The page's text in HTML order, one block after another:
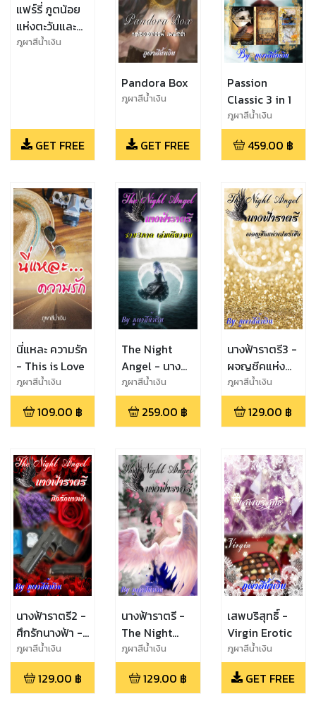
แฟร์รี่ ภูตน้อย
แห่งตะวันและ
ราตรี
ภูผาสีน้ำเงิน
GET FREE
Pandora Box
ภูผาสีน้ำเงิน
GET FREE
Passion
Classic 3 in 1
ภูผาสีน้ำเงิน
459.00 ฿
นี่แหละ ความรัก
- This is Love
ภูผาสีน้ำเงิน
109.00 ฿
The Night
Angel - นางฟ้า
ราตรี 3 in 1
ภูผาสีน้ำเงิน
259.00 ฿
นางฟ้าราตรี3 -
ผจญชีคแห่ง
เปอร์เซีย - The
Night Angel
ภูผาสีน้ำเงิน
129.00 ฿
นางฟ้าราตรี2 -
ศึกรักนางฟ้า -
The Night
Angel
ภูผาสีน้ำเงิน
129.00 ฿
นางฟ้าราตรี -
The Night
Angel
ภูผาสีน้ำเงิน
129.00 ฿
เสพบริสุทธิ์ -
Virgin Erotic
ภูผาสีน้ำเงิน
GET FREE